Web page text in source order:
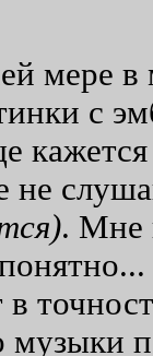
мере в
с
не
. Мне
в
музыки